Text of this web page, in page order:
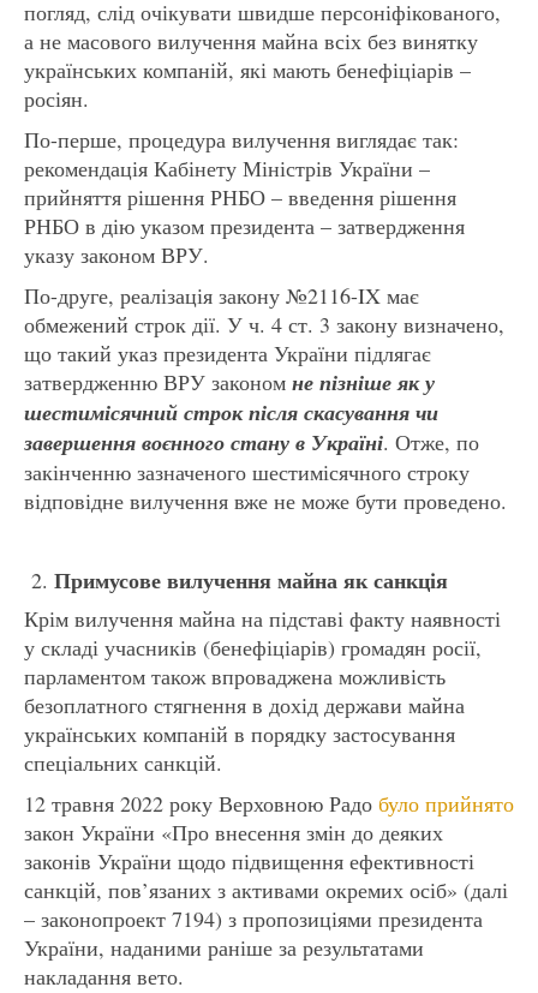
погляд, слід очікувати швидше персоніфікованого,
а не масового вилучення майна всіх без винятку
українських компаній, які мають бенефіціарів –
росіян.
По-перше, процедура вилучення виглядає так:
рекомендація Кабінету Міністрів України –
прийняття рішення РНБО – введення рішення
РНБО в дію указом президента – затвердження
указу законом ВРУ.
По-друге, реалізація закону №2116-IX має
обмежений строк дії. У ч. 4 ст. 3 закону визначено,
що такий указ президента України підлягає
затвердженню ВРУ законом не пізніше як у
шестимісячний строк після скасування чи
завершення воєнного стану в Україні. Отже, по
закінченню зазначеного шестимісячного строку
відповідне вилучення вже не може бути проведено.
Примусове вилучення майна як санкція
Крім вилучення майна на підставі факту наявності
у складі учасників (бенефіціарів) громадян росії,
парламентом також впроваджена можливість
безоплатного стягнення в дохід держави майна
українських компаній в порядку застосування
спеціальних санкцій.
12 травня 2022 року Верховною Радо було прийнято
закон України «Про внесення змін до деяких
законів України щодо підвищення ефективності
санкцій, пов’язаних з активами окремих осіб» (далі
– законопроект 7194) з пропозиціями президента
України, наданими раніше за результатами
накладання вето.